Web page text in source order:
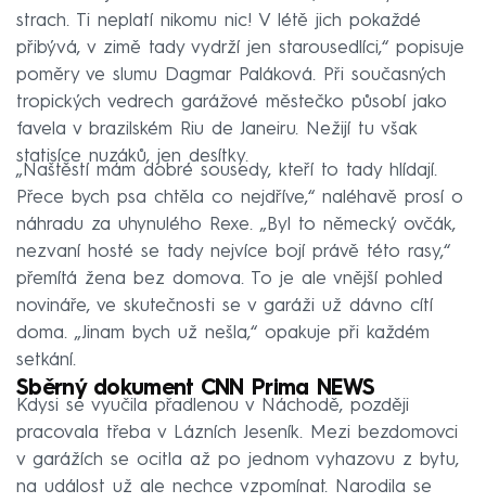
strach. Ti neplatí nikomu nic! V létě jich pokaždé
přibývá, v zimě tady vydrží jen starousedlíci,“ popisuje
poměry ve slumu Dagmar Paláková. Při současných
tropických vedrech garážové městečko působí jako
favela v brazilském Riu de Janeiru. Nežijí tu však
statisíce nuzáků, jen desítky.
„Naštěstí mám dobré sousedy, kteří to tady hlídají.
Přece bych psa chtěla co nejdříve,“ naléhavě prosí o
náhradu za uhynulého Rexe. „Byl to německý ovčák,
nezvaní hosté se tady nejvíce bojí právě této rasy,“
přemítá žena bez domova. To je ale vnější pohled
novináře, ve skutečnosti se v garáži už dávno cítí
doma. „Jinam bych už nešla,“ opakuje při každém
setkání.
Sběrný dokument CNN Prima NEWS
Kdysi se vyučila přadlenou v Náchodě, později
pracovala třeba v Lázních Jeseník. Mezi bezdomovci
v garážích se ocitla až po jednom vyhazovu z bytu,
na událost už ale nechce vzpomínat. Narodila se